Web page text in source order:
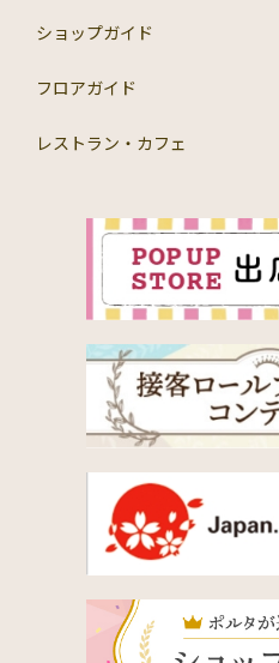
ショップガイド
フロアガイド
レストラン・カフェ